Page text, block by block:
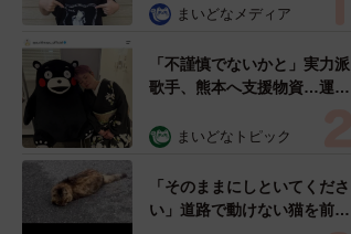
雰囲気が」「宝塚に入れそ
まいどなメディア
「不謹慎でないかと」実力派
歌手、熊本へ支援物資…運搬
めらい 「痛いほど伝わる」
まいどなトピック
「そのままにしといてくださ
い」道路で動けない猫を前に